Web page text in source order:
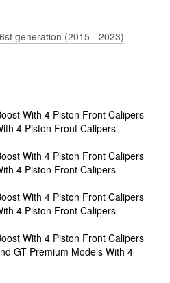
generation (2015 - 2023)
With 4 Piston Front Calipers
4 Piston Front Calipers
With 4 Piston Front Calipers
4 Piston Front Calipers
With 4 Piston Front Calipers
4 Piston Front Calipers
With 4 Piston Front Calipers
GT Premium Models With 4